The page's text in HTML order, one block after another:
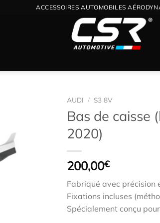
ACCESSOIRES AUTOMOBILES
AUDI / S3 8V
Bas de caisse
2020)
200,00€
Fabriqué avec précision
Fixations incluses
Spécialement conçu